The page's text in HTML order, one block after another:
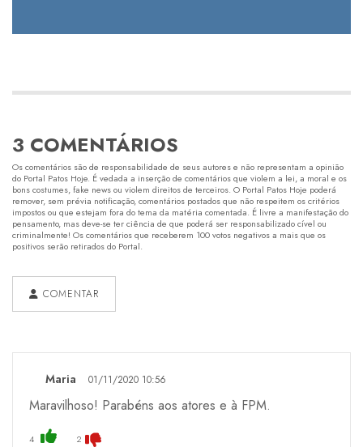
3 COMENTÁRIOS
Os comentários são de responsabilidade de seus autores e não representam a opinião
do Portal Patos Hoje. É vedada a inserção de comentários que violem a lei, a moral e os
bons costumes, fake news ou violem direitos de terceiros. O Portal Patos Hoje poderá
remover, sem prévia notificação, comentários postados que não respeitem os critérios
impostos ou que estejam fora do tema da matéria comentada. É livre a manifestação do
pensamento, mas deve-se ter ciência de que poderá ser responsabilizado cível ou
criminalmente! Os comentários que receberem 100 votos negativos a mais que os
positivos serão retirados do Portal.
COMENTAR
Maria 01/11/2020 10:56
Maravilhoso! Parabéns aos atores e à FPM.
4 2